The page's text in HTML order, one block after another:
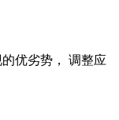
优劣势， 调整应